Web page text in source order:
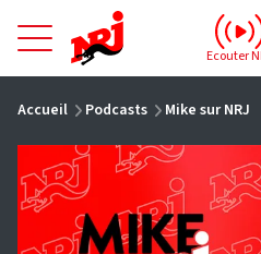
NRJ - Accueil
Ecouter
Accueil Podcasts Mike sur NRJ